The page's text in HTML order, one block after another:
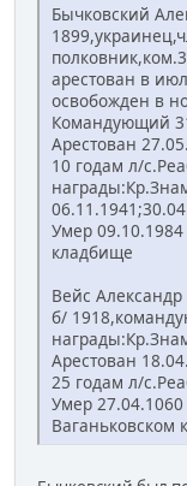
Бычковский
арестован в
освобожден в
Командующий
Арестован
10 годам л/
Умер
кладбище
Вейс
б/
Арестован
25 годам л/
Умер
Ваганьковском